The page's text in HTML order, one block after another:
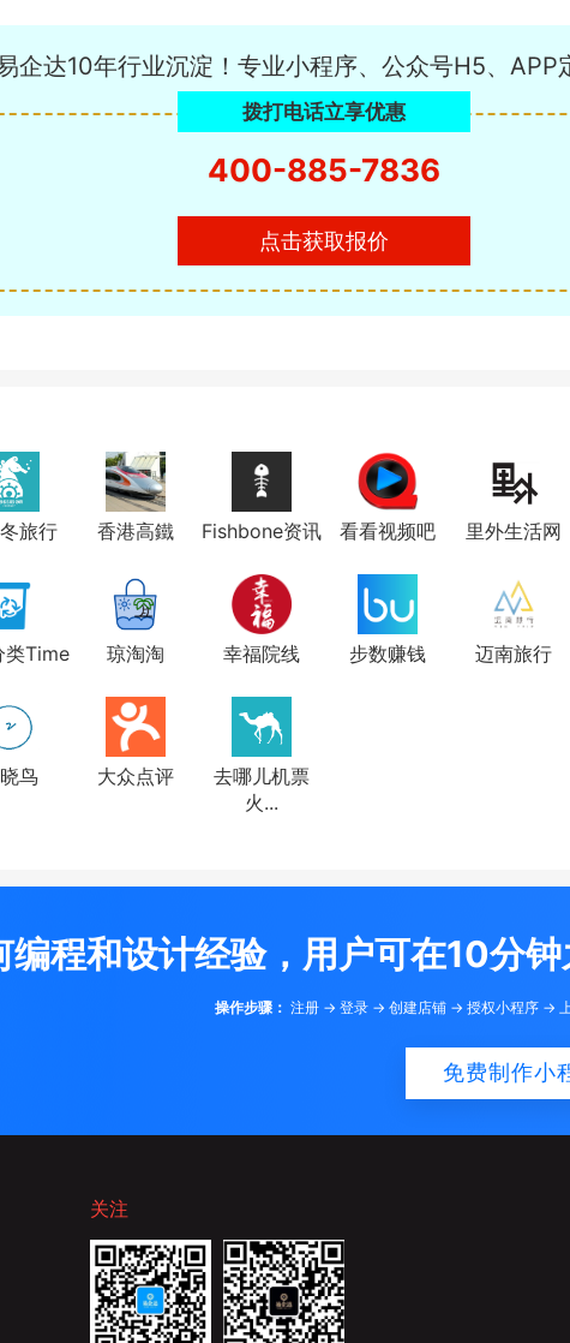
企达10年行业沉淀！专业小程序、公众号H5、APP
拨打电话立享优惠
400-885-7836
点击获取报价
旅行 香港高鐵 Fishbone资讯 看看视频吧 里外生活网
类Time 琼淘淘 幸福院线 步数赚钱 迈南旅行
鸟 大众点评
去哪儿机票
火...
编程和设计经验，用户可在10分
操作步骤： 注册 -> 登录 -> 创建店铺 -> 授权小程序 ->
免费制作小
关注